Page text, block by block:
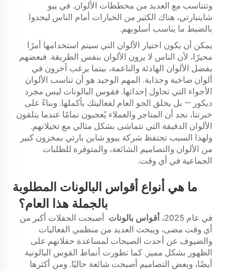
وتتناسب مع العديد من مخططات الألوان. في ييو
شاينبارتي، هناك الكثير من الخيارات أمام الناس ليجدوا
بالضبط ما يناسب أسلوبهم.
يمكن أن يكون اختيار الألوان التي سيتم استخدامها أمرًا
محيرًا، لأن الناس لا يرون الألوان بنفس الطريقة. فبعضهم
يفضل الألوان الهادئة والناعمة، بينما يرغب آخرون في
ألوان صاخبة وجذابة. المهم الوحيد هو أن تناسب الألوان
الأجواء التي تحاول إحداثها. فقوس البالونات ليس مجرد
ديكور — بل يخلق الجو العام لفعاليتك بأكملها. وبناءً على
خبرتنا، نجد أن المتاجر والعملاء يُعجبون تمامًا عندما يتلقون
الألوان الدقيقة التي تتماشى بشكل مثالي مع تخيلاتهم.
ولهذا السبب تحتفظ شركة ييوو شاين بارتي بمخزون كبير
من الألوان والتصاميم الشائعة، والمتوفرة للطلبات
الجماعية في أي وقت.
ما هي أنواع أقواس البالونات المطلوبة
بالجملة هذا العام؟
في عام 2025، أقواس بالونات
أصبحت الحفلات أكبر من
أي وقت مضى، ويبحث العديد من منظمي الفعاليات
والضيوف عن أحدث الصيحات لمساعدة حفلاتهم على
الظهور بشكل مميز. كما تطورت أنماط القوس البالونية
أيضًا، وبعض التصاميم أصبحت شائعة حاليًا. ومن أكثرها